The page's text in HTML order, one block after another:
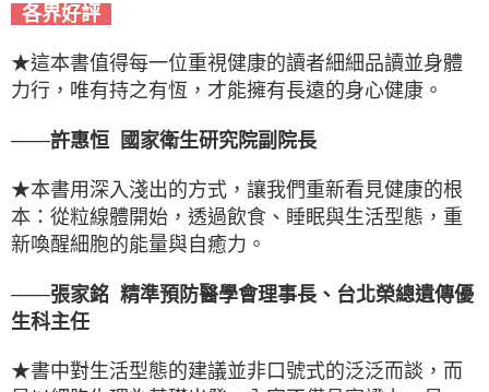
各界好評
★這本書值得每一位重視健康的讀者細細品讀並身體
力行，唯有持之有恆，才能擁有長遠的身心健康。
——許惠恒 國家衛生研究院副院長
★本書用深入淺出的方式，讓我們重新看見健康的根
本：從粒線體開始，透過飲食、睡眠與生活型態，重
新喚醒細胞的能量與自癒力。
——張家銘 精準預防醫學會理事長、台北榮總遺傳優
生科主任
★書中對生活型態的建議並非口號式的泛泛而談，而